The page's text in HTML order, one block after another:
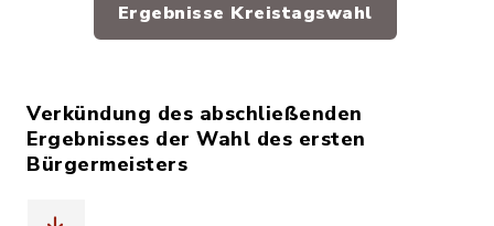
Ergebnisse Kreistagswahl
Verkündung des abschließenden
Ergebnisses der Wahl des ersten
Bürgermeisters